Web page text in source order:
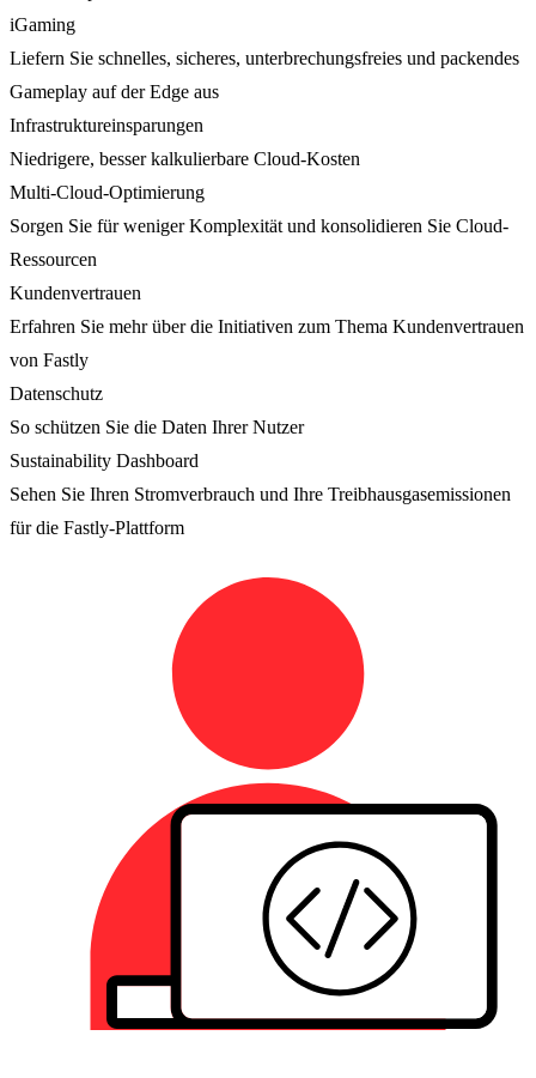
iGaming
Liefern Sie schnelles, sicheres, unterbrechungsfreies und packendes
Gameplay auf der Edge aus
Infrastruktureinsparungen
Niedrigere, besser kalkulierbare Cloud-Kosten
Multi-Cloud-Optimierung
Sorgen Sie für weniger Komplexität und konsolidieren Sie Cloud-
Ressourcen
Kundenvertrauen
Erfahren Sie mehr über die Initiativen zum Thema Kundenvertrauen
von Fastly
Datenschutz
So schützen Sie die Daten Ihrer Nutzer
Sustainability Dashboard
Sehen Sie Ihren Stromverbrauch und Ihre Treibhausgasemissionen
für die Fastly-Plattform